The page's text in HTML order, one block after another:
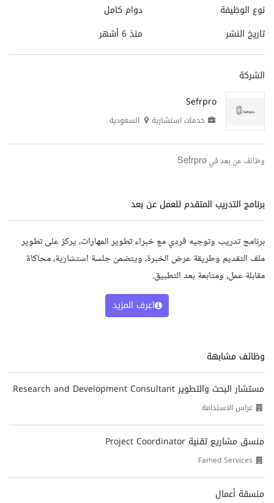
نوع الوظيفة
دوام كامل
تاريخ النشر
منذ 6 أشهر
الشركة
Sefrpro
خدمات استشارية السعودية
وظائف عن بعد في Sefrpro
برنامج التدريب المتقدم للعمل عن بعد
برنامج تدريب وتوجيه فردي مع خبراء تطوير المهارات، يركز على تطوير
ملف التقديم وطريقة عرض الخبرة، ويتضمن جلسة استشارية، محاكاة
مقابلة عمل، ومتابعة بعد التطبيق.
اعرف المزيد
وظائف مشابهة
مستشار البحث والتطوير Research and Development Consultant
غراس الاستدامة
منسق مشاريع تقنية Project Coordinator
Famed Services
منسقة أعمال